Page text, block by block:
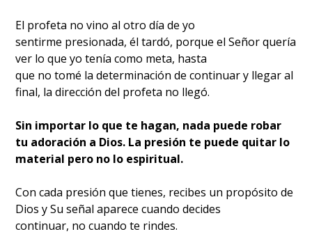
El profeta no vino al otro día de yo
sentirme presionada, él tardó, porque el Señor quería
ver lo que yo tenía como meta, hasta
que no tomé la determinación de continuar y llegar al
final, la dirección del profeta no llegó.
Sin importar lo que te hagan, nada puede robar
tu adoración a Dios. La presión te puede quitar lo
material pero no lo espiritual.
Con cada presión que tienes, recibes un propósito de
Dios y Su señal aparece cuando decides
continuar, no cuando te rindes.